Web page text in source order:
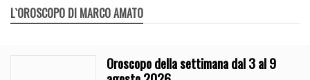
L`OROSCOPO DI MARCO AMATO
Oroscopo della settimana dal 3 al 9